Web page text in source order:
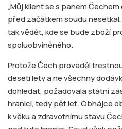
„Můj klient se s panem
před začátkem soudu
tak vědět, kde se bude zboží
spoluobviněného.
Protože Čech prováděl
deseti lety a ne všechny
dohledat, požadovala státní
hranici, tedy pět let. Obhájce
k věku a zdravotnímu stavu